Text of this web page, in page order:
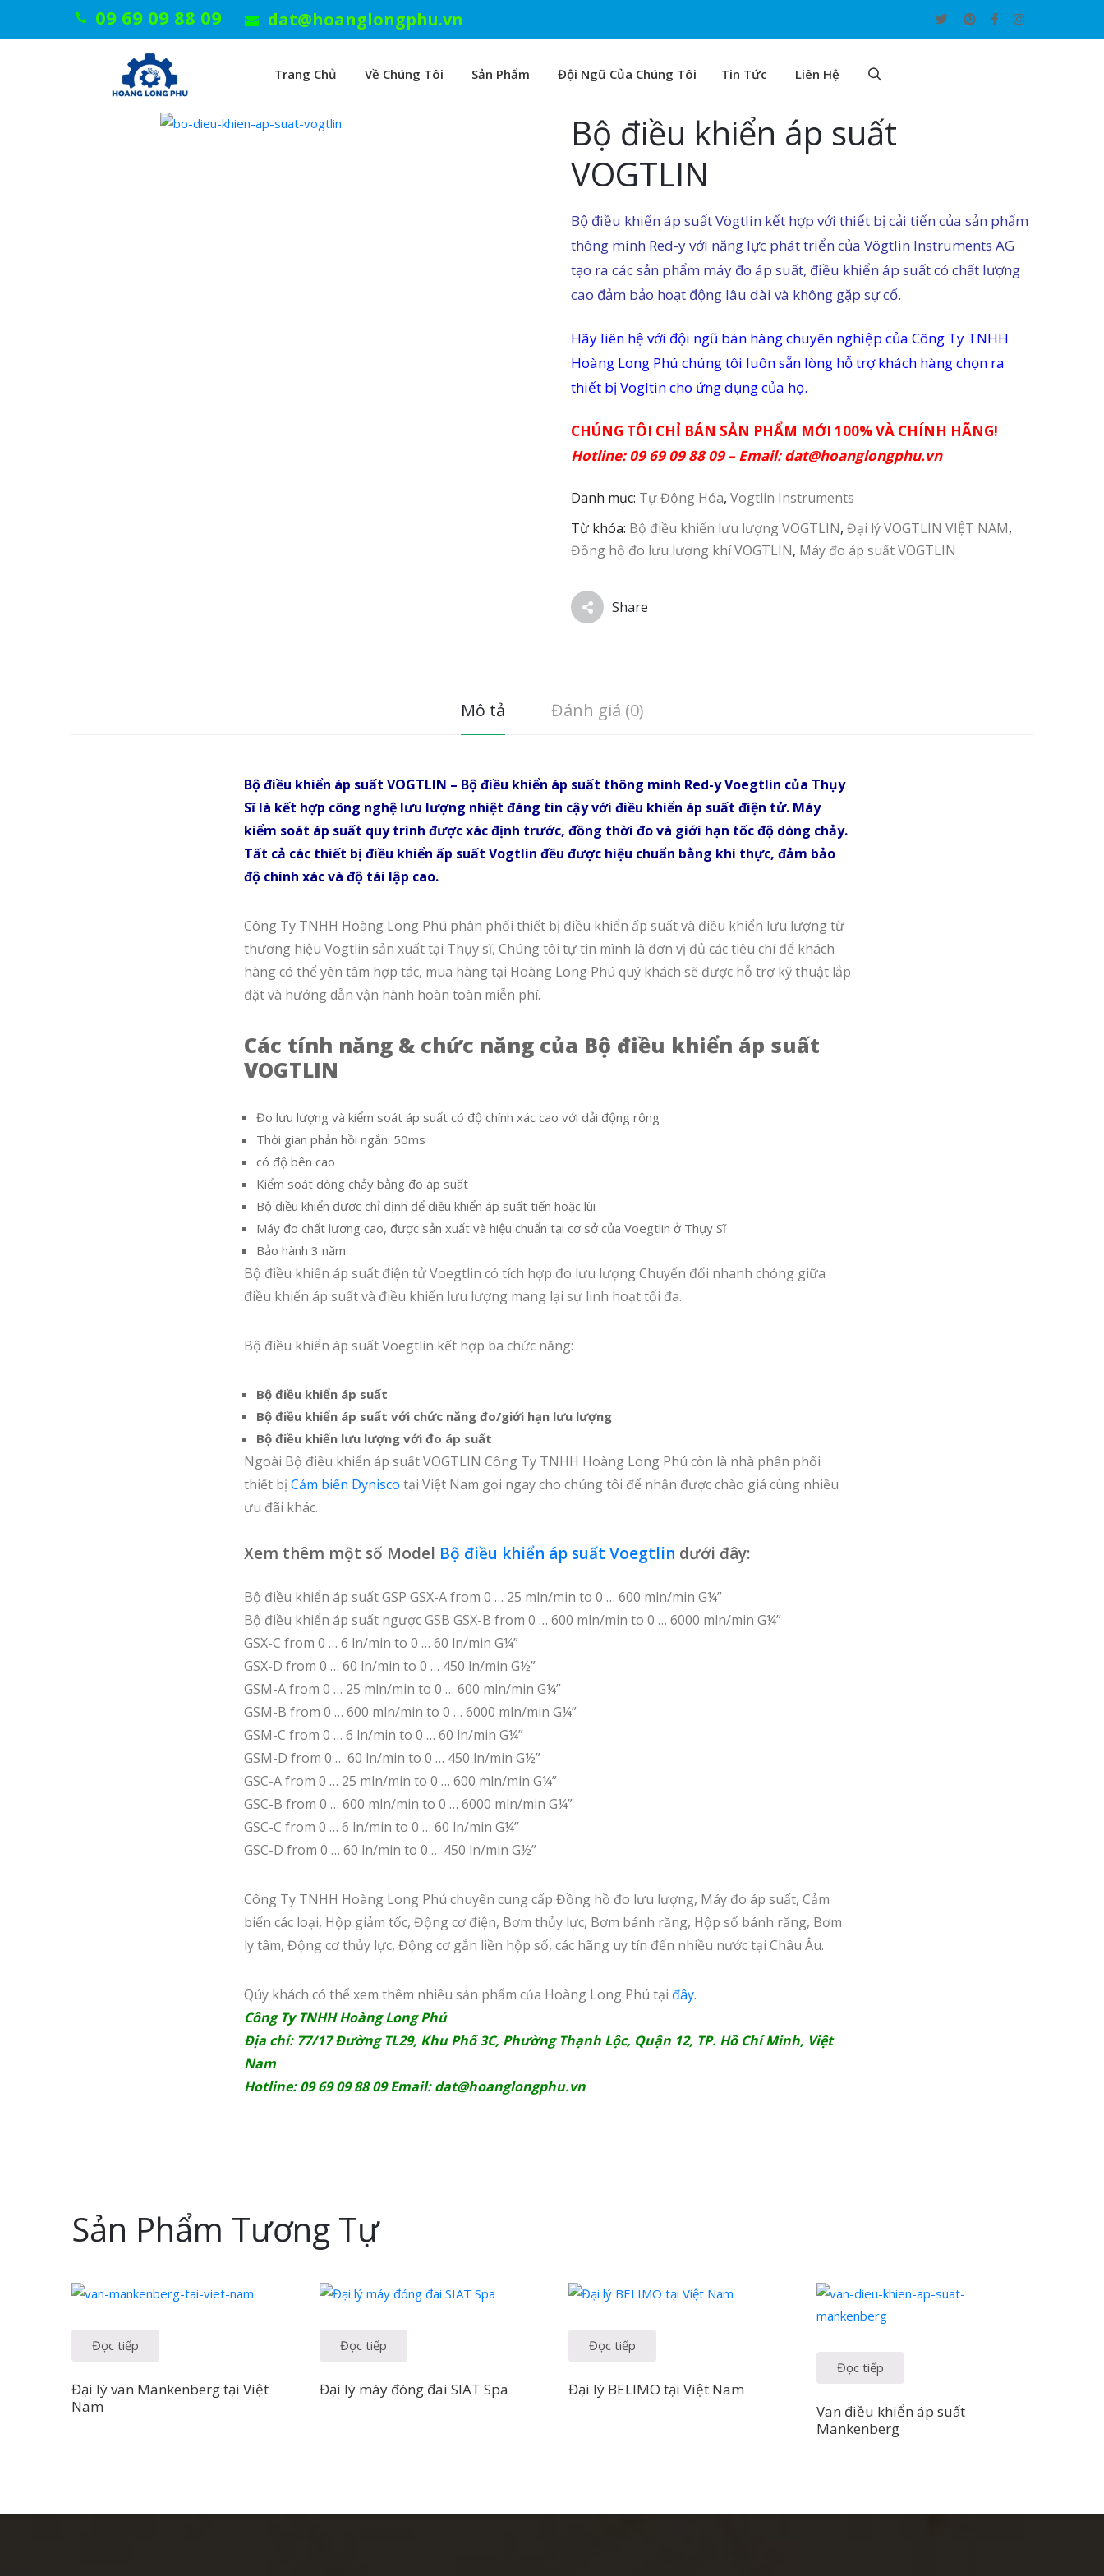
09 69 09 88 09 dat@hoanglongphu.vn
Trang Chủ Về Chúng Tôi Sản Phẩm Đội Ngũ Của Chúng Tôi Tin Tức Liên Hệ
Bộ điều khiển áp suất
VOGTLIN
Bộ điều khiển áp suất Vögtlin kết hợp với thiết bị cải tiến của sản phẩm
thông minh Red-y với năng lực phát triển của Vögtlin Instruments AG
tạo ra các sản phẩm máy đo áp suất, điều khiển áp suất có chất lượng
cao đảm bảo hoạt động lâu dài và không gặp sự cố.
Hãy liên hệ với đội ngũ bán hàng chuyên nghiệp của Công Ty TNHH
Hoàng Long Phú chúng tôi luôn sẵn lòng hỗ trợ khách hàng chọn ra
thiết bị Vogltin cho ứng dụng của họ.
CHÚNG TÔI CHỈ BÁN SẢN PHẨM MỚI 100% VÀ CHÍNH HÃNG!
Hotline: 09 69 09 88 09 – Email:dat@hoanglongphu.vn
Danh mục: Tự Động Hóa,Vogtlin Instruments
Từ khóa: Bộ điều khiển lưu lượng VOGTLIN,Đại lý VOGTLIN VIỆT NAM,
Đồng hồ đo lưu lượng khí VOGTLIN, Máy đo áp suất VOGTLIN
Share
Mô tả Đánh giá (0)
Bộ điều khiển áp suất VOGTLIN – Bộ điều khiển áp suất thông minh Red-y Voegtlin của Thụy
Sĩ là kết hợp công nghệ lưu lượng nhiệt đáng tin cậy với điều khiển áp suất điện tử. Máy
kiểm soát áp suất quy trình được xác định trước, đồng thời đo và giới hạn tốc độ dòng chảy.
Tất cả các thiết bị điều khiển ấp suất Vogtlin đều được hiệu chuẩn bằng khí thực, đảm bảo
độ chính xác và độ tái lập cao.
Công Ty TNHH Hoàng Long Phú phân phối thiết bị điều khiển ấp suất và điều khiển lưu lượng từ
thương hiệu Vogtlin sản xuất tại Thụy sĩ, Chúng tôi tự tin mình là đơn vị đủ các tiêu chí để khách
hàng có thể yên tâm hợp tác, mua hàng tại Hoàng Long Phú quý khách sẽ được hỗ trợ kỹ thuật lắp
đặt và hướng dẫn vận hành hoàn toàn miễn phí.
Các tính năng & chức năng của Bộ điều khiển áp suất
VOGTLIN
Đo lưu lượng và kiểm soát áp suất có độ chính xác cao với dải động rộng
Thời gian phản hồi ngắn: 50ms
có độ bên cao
Kiểm soát dòng chảy bằng đo áp suất
Bộ điều khiển được chỉ định để điều khiển áp suất tiến hoặc lùi
Máy đo chất lượng cao, được sản xuất và hiệu chuẩn tại cơ sở của Voegtlin ở Thụy Sĩ
Bảo hành 3 năm
Bộ điều khiển áp suất điện tử Voegtlin có tích hợp đo lưu lượng Chuyển đổi nhanh chóng giữa
điều khiển áp suất và điều khiển lưu lượng mang lại sự linh hoạt tối đa.
Bộ điều khiển áp suất Voegtlin kết hợp ba chức năng:
Bộ điều khiển áp suất
Bộ điều khiển áp suất với chức năng đo/giới hạn lưu lượng
Bộ điều khiển lưu lượng với đo áp suất
Ngoài Bộ điều khiển áp suất VOGTLIN Công Ty TNHH Hoàng Long Phú còn là nhà phân phối
thiết bị Cảm biến Dynisco tại Việt Nam gọi ngay cho chúng tôi để nhận được chào giá cùng nhiều
ưu đãi khác.
Xem thêm một số Model Bộ điều khiển áp suất Voegtlin dưới đây:
Bộ điều khiển áp suất GSP GSX-A from 0 … 25 mln/min to 0 … 600 mln/min G¼”
Bộ điều khiển áp suất ngược GSB GSX-B from 0 … 600 mln/min to 0 … 6000 mln/min G¼”
GSX-C from 0 … 6 ln/min to 0 … 60 ln/min G¼”
GSX-D from 0 … 60 ln/min to 0 … 450 ln/min G½”
GSM-A from 0 … 25 mln/min to 0 … 600 mln/min G¼”
GSM-B from 0 … 600 mln/min to 0 … 6000 mln/min G¼”
GSM-C from 0 … 6 ln/min to 0 … 60 ln/min G¼”
GSM-D from 0 … 60 ln/min to 0 … 450 ln/min G½”
GSC-A from 0 … 25 mln/min to 0 … 600 mln/min G¼”
GSC-B from 0 … 600 mln/min to 0 … 6000 mln/min G¼”
GSC-C from 0 … 6 ln/min to 0 … 60 ln/min G¼”
GSC-D from 0 … 60 ln/min to 0 … 450 ln/min G½”
Công Ty TNHH Hoàng Long Phú chuyên cung cấp Đồng hồ đo lưu lượng, Máy đo áp suất, Cảm
biến các loại, Hộp giảm tốc, Động cơ điện, Bơm thủy lực, Bơm bánh răng, Hộp số bánh răng, Bơm
ly tâm, Động cơ thủy lực, Động cơ gắn liền hộp số, các hãng uy tín đến nhiều nước tại Châu Âu.
Qúy khách có thể xem thêm nhiều sản phẩm của Hoàng Long Phú tại đây.
Công Ty TNHH Hoàng Long Phú
Địa chỉ: 77/17 Đường TL29, Khu Phố 3C, Phường Thạnh Lộc, Quận 12, TP. Hồ Chí Minh, Việt
Nam
Hotline: 09 69 09 88 09 Email:dat@hoanglongphu.vn
Sản Phẩm Tương Tự
Đọc tiếp
Đại lý van Mankenberg tại Việt
Nam
Đọc tiếp
Đại lý máy đóng đai SIAT Spa
Đọc tiếp
Đại lý BELIMO tại Việt Nam
Đọc tiếp
Van điều khiển áp suất
Mankenberg